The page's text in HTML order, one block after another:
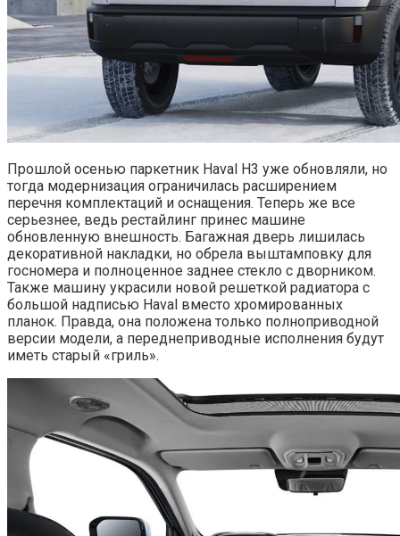
Прошлой осенью паркетник Haval H3 уже обновляли, но
тогда модернизация ограничилась расширением
перечня комплектаций и оснащения. Теперь же все
серьезнее, ведь рестайлинг принес машине
обновленную внешность. Багажная дверь лишилась
декоративной накладки, но обрела выштамповку для
госномера и полноценное заднее стекло с дворником.
Также машину украсили новой решеткой радиатора с
большой надписью Haval вместо хромированных
планок. Правда, она положена только полноприводной
версии модели, а переднеприводные исполнения будут
иметь старый «гриль».